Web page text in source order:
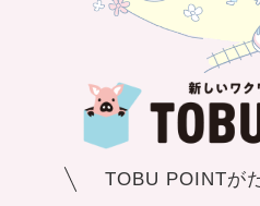
TOBU POINTが